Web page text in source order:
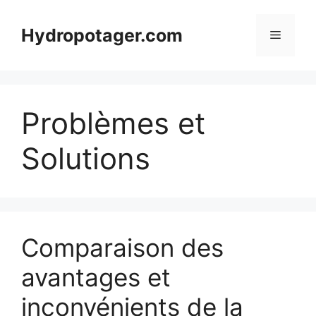
contenuHydropotager.com Menu
Problèmes et
Solutions
Comparaison des
avantages et
inconvénients de la